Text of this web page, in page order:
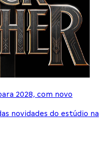
2028, com novo
novidades do estúdio na